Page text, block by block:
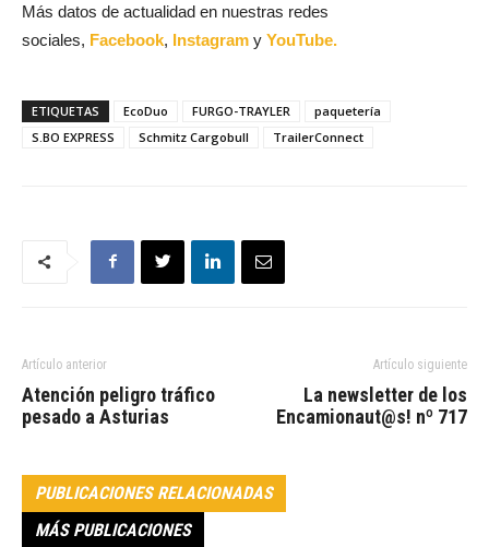
Más datos de actualidad en nuestras redes
sociales, Facebook, Instagram y YouTube.
ETIQUETAS EcoDuo FURGO-TRAYLER
paquetería
S.BO EXPRESS
Schmitz Cargobull TrailerConnect
Artículo anterior
Atención peligro tráfico
pesado a Asturias
Artículo siguiente
La newsletter de los
Encamionaut@s! nº 717
PUBLICACIONES RELACIONADAS
MÁS PUBLICACIONES